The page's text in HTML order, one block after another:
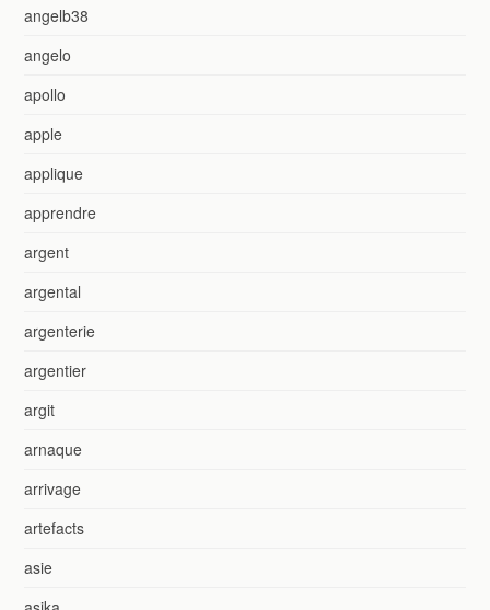
angelb38
angelo
apollo
apple
applique
apprendre
argent
argental
argenterie
argentier
argit
arnaque
arrivage
artefacts
asie